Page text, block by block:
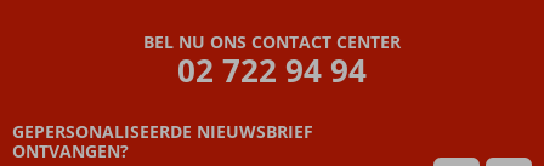
BEL NU ONS CONTACT CENTER
02 722 94 94
GEPERSONALISEERDE NIEUWSBRIEF
ONTVANGEN?